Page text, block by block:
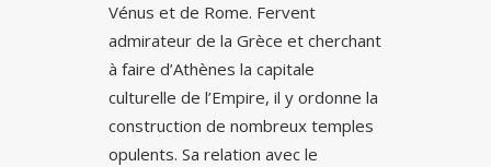
Vénus et de Rome. Fervent
admirateur de la Grèce et cherchant
à faire d’Athènes la capitale
culturelle de l’Empire, il y ordonne la
construction de nombreux temples
opulents. Sa relation avec le